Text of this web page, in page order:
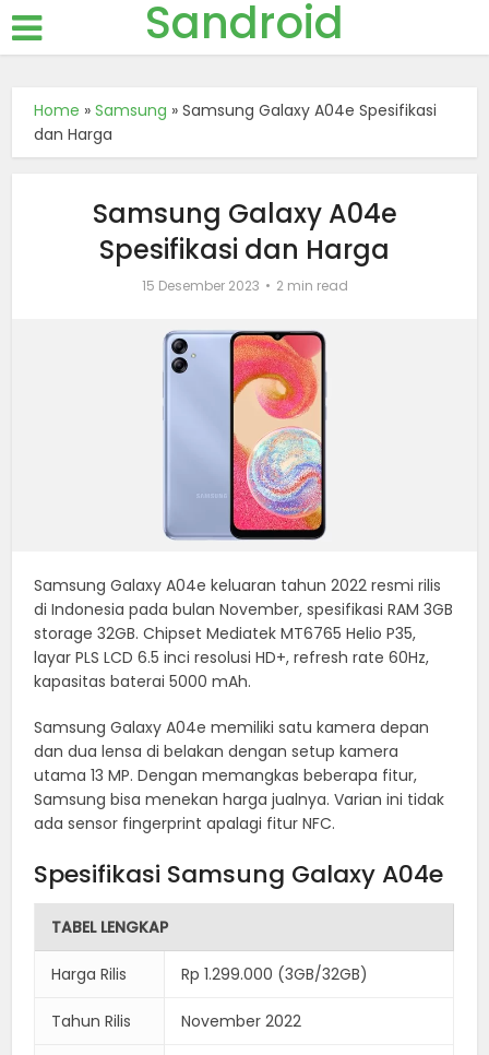
Sandroid
Home »Samsung »Samsung Galaxy A04e Spesifikasi
dan Harga
Samsung Galaxy A04e
Spesifikasi dan Harga
15 Desember 2023 2 min read
Samsung Galaxy A04e keluaran tahun 2022 resmi rilis
di Indonesia pada bulan November, spesifikasi RAM 3GB
storage 32GB. Chipset Mediatek MT6765 Helio P35,
layar PLS LCD 6.5 inci resolusi HD+, refresh rate 60Hz,
kapasitas baterai 5000 mAh.
Samsung Galaxy A04e memiliki satu kamera depan
dan dua lensa di belakan dengan setup kamera
utama 13 MP. Dengan memangkas beberapa fitur,
Samsung bisa menekan harga jualnya. Varian ini tidak
ada sensor fingerprint apalagi fitur NFC.
Spesifikasi Samsung Galaxy A04e
TABEL LENGKAP
Harga Rilis Rp 1.299.000 (3GB/32GB)
Tahun Rilis November 2022